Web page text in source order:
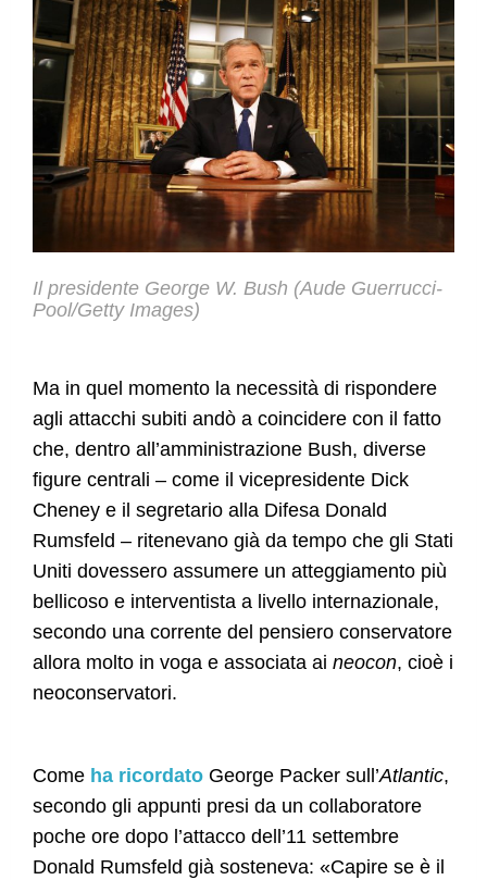
Il presidente George W. Bush (Aude Guerrucci-
Pool/Getty Images)
Ma in quel momento la necessità di rispondere
agli attacchi subiti andò a coincidere con il fatto
che, dentro all’amministrazione Bush, diverse
figure centrali – come il vicepresidente Dick
Cheney e il segretario alla Difesa Donald
Rumsfeld – ritenevano già da tempo che gli Stati
Uniti dovessero assumere un atteggiamento più
bellicoso e interventista a livello internazionale,
secondo una corrente del pensiero conservatore
allora molto in voga e associata ai neocon, cioè i
neoconservatori.
Come ha ricordato George Packer sull’Atlantic,
secondo gli appunti presi da un collaboratore
poche ore dopo l’attacco dell’11 settembre
Donald Rumsfeld già sosteneva: «Capire se è il